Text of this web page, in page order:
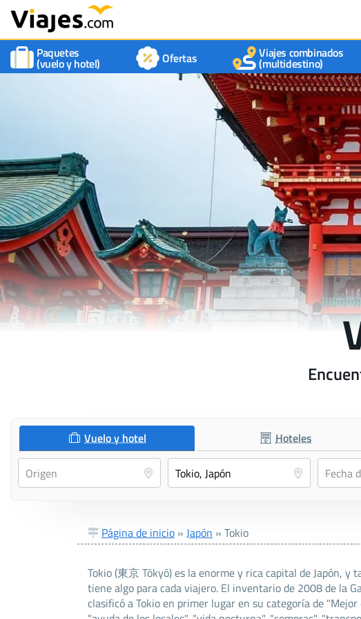
Paquetes
(vuelo y hotel) Ofertas Viajes combinados
(multidestino)
Vuelo y hotel Hoteles
Página de inicio » Japón » Tokio
Tokio (東京 Tōkyō) es la enorme y rica capital de Japón,
tiene algo para cada viajero. El inventario de 2008 de la
clasificó a Tokio en primer lugar en su categoría de